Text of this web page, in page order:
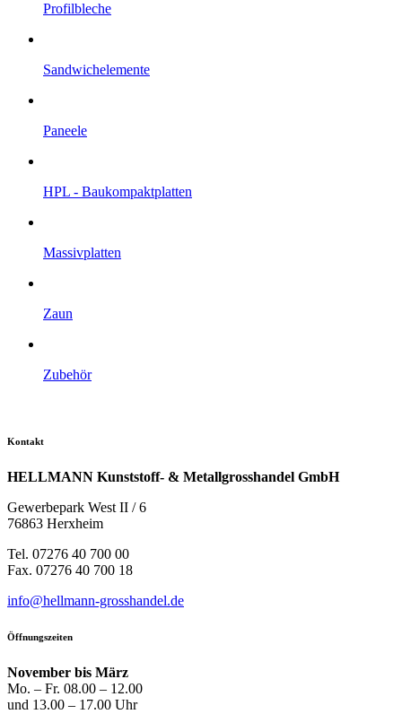
Profil­bleche
Sandwich­elemente
Paneele
HPL - Bau­kompakt­platten
Massiv­platten
Zaun
Zubehör
Kontakt
HELLMANN Kunststoff- & Metallgrosshandel GmbH
Gewerbepark West II / 6
76863 Herxheim
Tel. 07276 40 700 00
Fax. 07276 40 700 18
info@hellmann-grosshandel.de
Öffnungszeiten
November bis März
Mo. – Fr. 08.00 – 12.00
und 13.00 – 17.00 Uhr